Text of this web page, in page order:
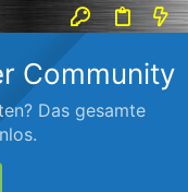
Community
Das gesamte